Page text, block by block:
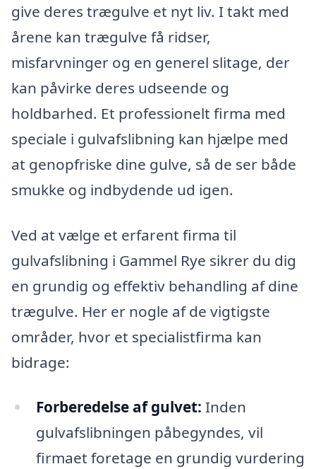
give deres trægulve et nyt liv. I takt med
årene kan trægulve få ridser,
misfarvninger og en generel slitage, der
kan påvirke deres udseende og
holdbarhed. Et professionelt firma med
speciale i gulvafslibning kan hjælpe med
at genopfriske dine gulve, så de ser både
smukke og indbydende ud igen.
Ved at vælge et erfarent firma til
gulvafslibning i Gammel Rye sikrer du dig
en grundig og effektiv behandling af dine
trægulve. Her er nogle af de vigtigste
områder, hvor et specialistfirma kan
bidrage:
Forberedelse af gulvet: Inden
gulvafslibningen påbegyndes, vil
firmaet foretage en grundig vurdering